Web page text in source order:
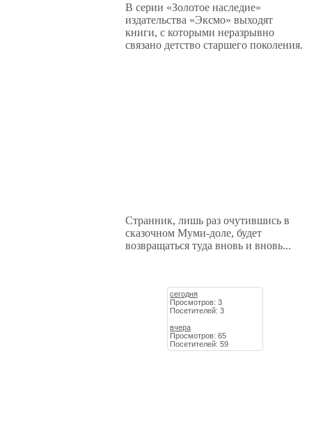
В серии «Золотое наследие»
издательства «Эксмо» выходят
книги, с которыми неразрывно
связано детство старшего поколения.
Странник, лишь раз очутившись в
сказочном Муми-доле, будет
возвращаться туда вновь и вновь...
сегодня
Просмотров: 3
Посетителей: 3
вчера
Просмотров: 65
Посетителей: 59